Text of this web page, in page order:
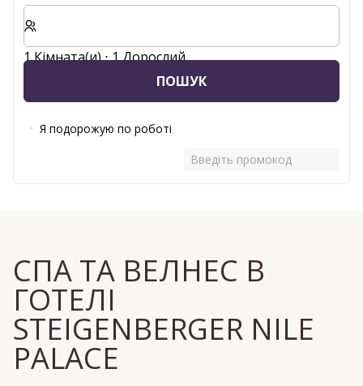
Виберіть кількість кімнат та гостей для вашого
1 Кімната(и) ⋅ 1 Дорослий
ПОШУК
Я подорожую по роботі
Введіть промокод
СПА ТА ВЕЛНЕС В
ГОТЕЛІ
STEIGENBERGER NILE
PALACE